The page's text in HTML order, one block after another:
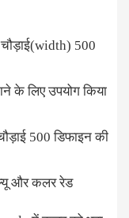
500
के लिए उपयोग किया
500 डिफाइन की
और कलर रेड